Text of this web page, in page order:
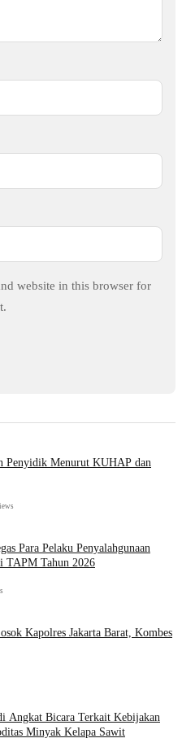
website in this browser for
Penyidik Menurut KUHAP dan
Para Pelaku Penyalahgunaan
TAPM Tahun 2026
Kapolres Jakarta Barat, Kombes
Angkat Bicara Terkait Kebijakan
Minyak Kelapa Sawit